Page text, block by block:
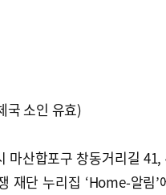
국 소인 유효)
산합포구 창동거리길
단 누리집 ‘Home-알림’